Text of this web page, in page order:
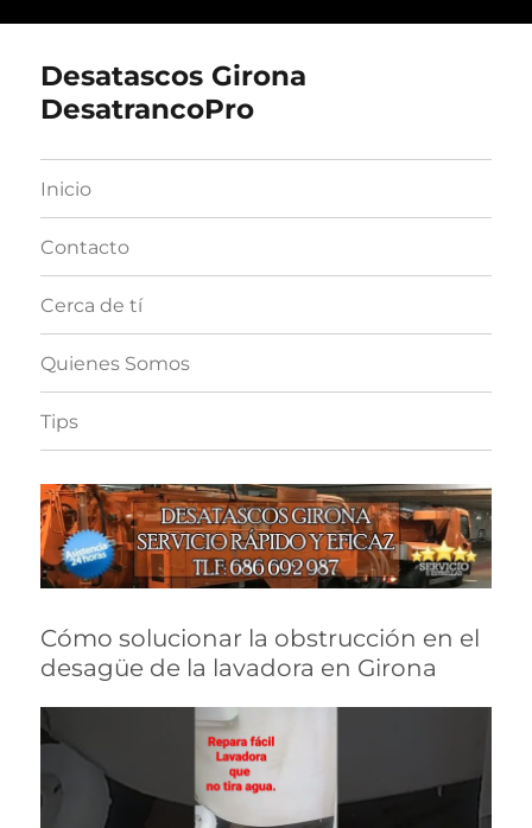
Desatascos Girona
DesatrancoPro
Inicio
Contacto
Cerca de tí
Quienes Somos
Tips
Cómo solucionar la obstrucción en el
desagüe de la lavadora en Girona